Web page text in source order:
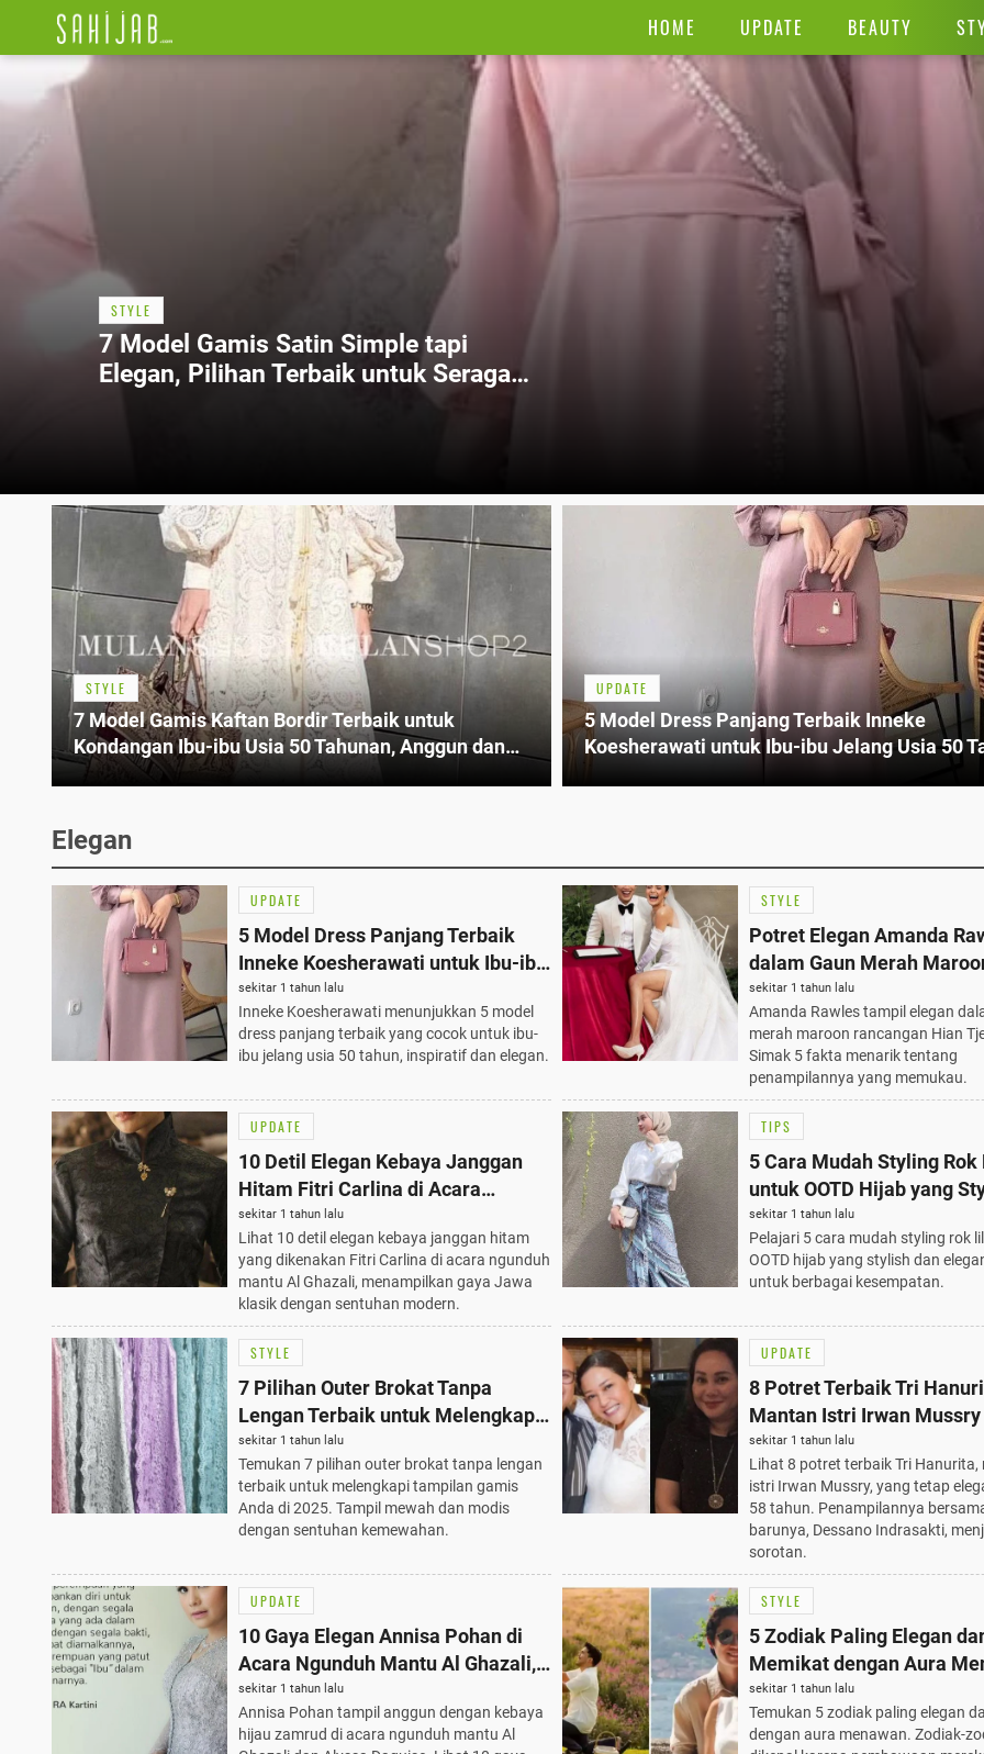
HOME UPDATE BEAUTY
STYLE
7 Model Gamis Satin Simple tapi
Elegan, Pilihan Terbaik untuk Seragam
STYLE
7 Model Gamis Kaftan Bordir Terbaik untuk
Kondangan Ibu-ibu Usia 50 Tahunan, Anggun dan
Nyaman
UPDATE
5 Model Dress Panjang Terbaik Inneke
Koesherawati untuk Ibu-ibu Jelang Usia 50
Elegan
UPDATE
5 Model Dress Panjang Terbaik
Inneke Koesherawati untuk Ibu-ibu
Jelang Usia 50 Tahun
sekitar 1 tahun lalu
Inneke Koesherawati menunjukkan 5 model
dress panjang terbaik yang cocok untuk ibu-
ibu jelang usia 50 tahun, inspiratif dan elegan.
STYLE
Potret Elegan Amanda
dalam Gaun Merah
Tjen Couture: 5 Fakta
sekitar 1 tahun lalu
Amanda Rawles tampil elegan
merah maroon rancangan Hian
Simak 5 fakta menarik tentang
penampilannya yang memukau.
UPDATE
10 Detil Elegan Kebaya Janggan
Hitam Fitri Carlina di Acara
Ngunduh Mantu Al Ghazali, Simak!
sekitar 1 tahun lalu
Lihat 10 detil elegan kebaya janggan hitam
yang dikenakan Fitri Carlina di acara ngunduh
mantu Al Ghazali, menampilkan gaya Jawa
klasik dengan sentuhan modern.
TIPS
5 Cara Mudah Styling
untuk OOTD Hijab yang
Elegan
sekitar 1 tahun lalu
Pelajari 5 cara mudah styling rok
OOTD hijab yang stylish dan
untuk berbagai kesempatan.
STYLE
7 Pilihan Outer Brokat Tanpa
Lengan Terbaik untuk Melengkapi
Tampilan Gamis Anda di 2025
sekitar 1 tahun lalu
Temukan 7 pilihan outer brokat tanpa lengan
terbaik untuk melengkapi tampilan gamis
Anda di 2025. Tampil mewah dan modis
dengan sentuhan kemewahan.
UPDATE
8 Potret Terbaik Tri
Mantan Istri Irwan Mussry
Tetap Elegan di Usia 58
sekitar 1 tahun lalu
Lihat 8 potret terbaik Tri Hanurita,
istri Irwan Mussry, yang tetap
58 tahun. Penampilannya
barunya, Dessano Indrasakti,
sorotan.
UPDATE
10 Gaya Elegan Annisa Pohan di
Acara Ngunduh Mantu Al Ghazali,
Terbaik dengan Kebaya Hijau
Zamrud
sekitar 1 tahun lalu
Annisa Pohan tampil anggun dengan kebaya
hijau zamrud di acara ngunduh mantu Al
STYLE
5 Zodiak Paling Elegan
Memikat dengan Aura
sekitar 1 tahun lalu
Temukan 5 zodiak paling elegan
dengan aura menawan. Zodiak-